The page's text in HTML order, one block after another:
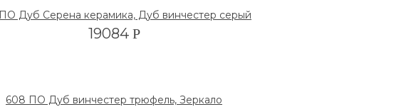
Дуб Серена керамика, Дуб винчестер серый
19084 Р
608 ПО Дуб винчестер трюфель, Зеркало